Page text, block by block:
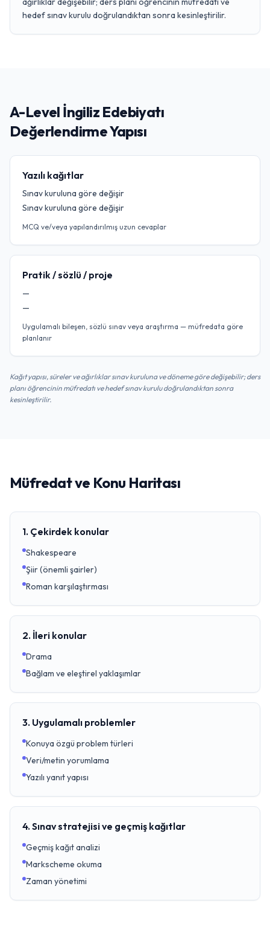
hedef sınav kurulu doğrulandıktan sonra kesinleştirilir.
A-Level İngiliz Edebiyatı
Değerlendirme Yapısı
Yazılı kağıtlar
Sınav kuruluna göre değişir
Sınav kuruluna göre değişir
MCQ ve/veya yapılandırılmış uzun cevaplar
Pratik / sözlü / proje
—
—
Uygulamalı bileşen, sözlü sınav veya araştırma — müfredata göre
planlanır
Kağıt yapısı, süreler ve ağırlıklar sınav kuruluna ve döneme göre değişebilir; ders
planı öğrencinin müfredatı ve hedef sınav kurulu doğrulandıktan sonra
kesinleştirilir.
Müfredat ve Konu Haritası
1. Çekirdek konular
Shakespeare
Şiir (önemli şairler)
Roman karşılaştırması
2. İleri konular
Drama
Bağlam ve eleştirel yaklaşımlar
3. Uygulamalı problemler
Konuya özgü problem türleri
Veri/metin yorumlama
Yazılı yanıt yapısı
4. Sınav stratejisi ve geçmiş kağıtlar
Geçmiş kağıt analizi
Markscheme okuma
Zaman yönetimi